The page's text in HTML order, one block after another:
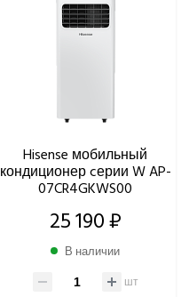
Hisense мобильный
кондиционер cерии W AP-
07CR4GKWS00
25 190 ₽
В наличии
шт